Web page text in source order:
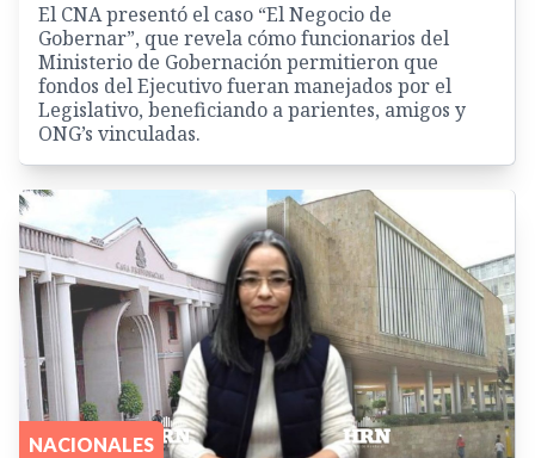
El CNA presentó el caso “El Negocio de
Gobernar”, que revela cómo funcionarios del
Ministerio de Gobernación permitieron que
fondos del Ejecutivo fueran manejados por el
Legislativo, beneficiando a parientes, amigos y
ONG’s vinculadas.
NACIONALES